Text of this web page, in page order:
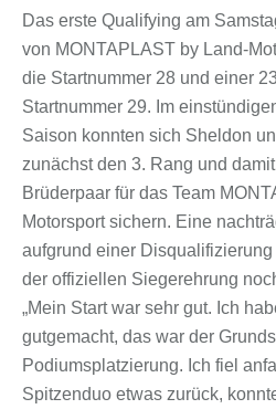
Das erste Qualifying am
von MONTAPLAST by Land-
die Startnummer 28 und einer
Startnummer 29. Im
Saison konnten sich Sheldon
zunächst den 3. Rang und
Brüderpaar für das Team
Motorsport sichern. Eine
aufgrund einer
der offiziellen Siegerehrung
„Mein Start war sehr gut. Ich
gutgemacht, das war der
Podiumsplatzierung. Ich fiel
Spitzenduo etwas zurück,